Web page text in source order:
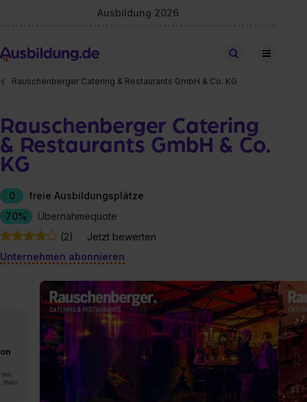
Ausbildung 2026
Stellen finden
Rauschenberger Catering & Restaurants GmbH & Co. KG
Rauschenberger Catering
& Restaurants GmbH & Co.
KG
0
freie Ausbildungsplätze
70%
Übernahmequote
(2)
Jetzt bewerten
Unternehmen abonnieren
Mehr